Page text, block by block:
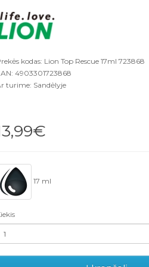
kodas: Lion Top Rescue 17ml 723868
4903301723868
turime: Sandėlyje
17 ml